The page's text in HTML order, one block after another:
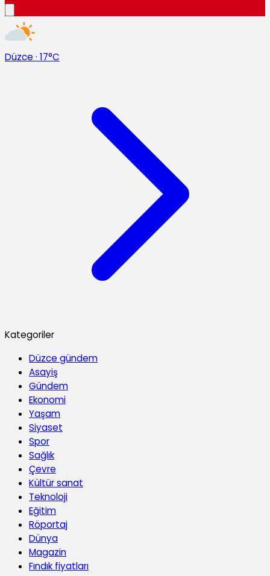
Düzce · 17°C
Kategoriler
Düzce gündem
Asayiş
Gündem
Ekonomi
Yaşam
Siyaset
Spor
Sağlık
Çevre
Kültür sanat
Teknoloji
Eğitim
Röportaj
Dünya
Magazin
Fındık fiyatları